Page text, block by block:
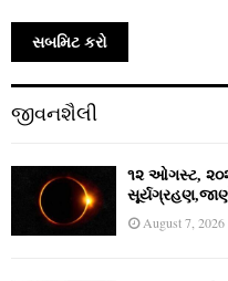
જીવનશૈલી
૧૨ ઓગસ્ટ,
August 7, 2026